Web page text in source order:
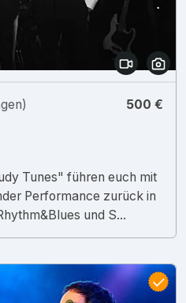
500 €
Tunes" führen euch mit
Performance zurück in
und S...